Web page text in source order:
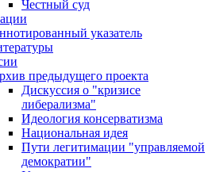
Честный суд
указатель
предыдущего проекта
Дискуссия о "кризисе
либерализма"
Идеология консерватизма
Национальная идея
Пути легитимации "управляемой
демократии"